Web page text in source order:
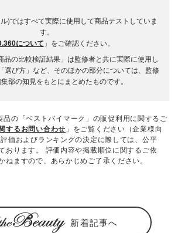
)ではすべて実際に使用して商品テストしていま
す。
について 」をご確認ください。
品の比較検証結果」は監修者と共に実際に使用し
選び方」など、そのほかの部分については、監修
部の知見をもとにまとめたものです。
の「ベストバイマーク」の販促利用に関するご
するお問い合わせ 」をご覧ください（企業様向
価およびランキングの決定に際しては、公平
おります。 評価内容や掲載順位に関するご依
ねますので、あらかじめご了承ください。
新着記事へ